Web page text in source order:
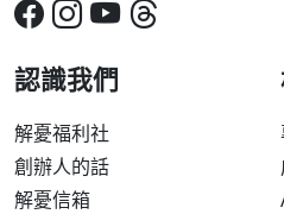
認識我們
解憂福利社
創辦人的話
解憂信箱